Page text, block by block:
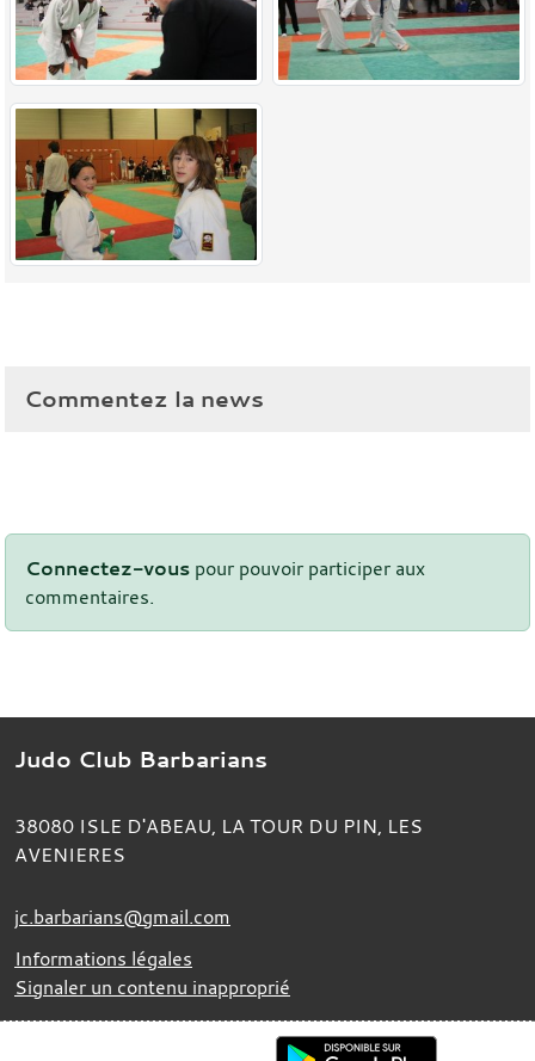
Commentez la news
Connectez-vous pour pouvoir participer aux
commentaires.
Judo Club Barbarians
38080 ISLE D'ABEAU, LA TOUR DU PIN, LES
AVENIERES
jc.barbarians@gmail.com
Informations légales
Signaler un contenu inapproprié